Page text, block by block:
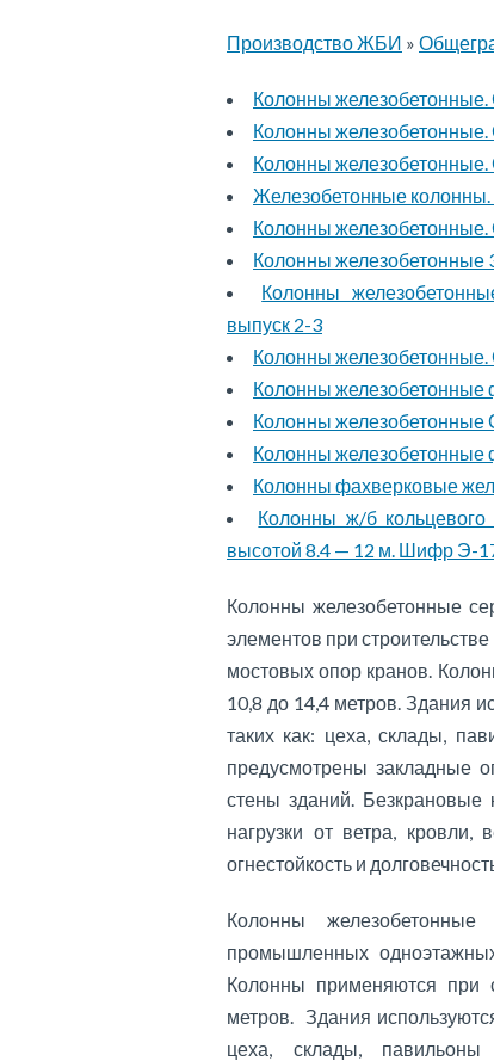
Производство ЖБИ »
Колонны
Колонны
Колонны
Железобетонные
Колонны железобетонные.
Колонны железобетонные
Колонны
выпуск 2-3
Колонны железобетонные.
Колонны железобетонные
Колонны железобетонные
Колонны железобетонные
Колонны фахверковые
Колонны ж/б кольцевого
высотой 8.4 — 12 м. Шифр Э-
Колонны железобетонные
элементов при
мостовых опор кранов.
10,8 до 14,4 метров. Здания
таких как: цеха, склады,
предусмотрены закладные
стены зданий.
нагрузки от ветра, кровли,
огнестойкость и
Колонны
промышленных
Колонны применяются при
метров. Здания
цеха, склады,